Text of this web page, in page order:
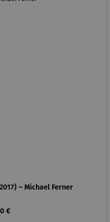
– Michael Ferner
Preis:
€